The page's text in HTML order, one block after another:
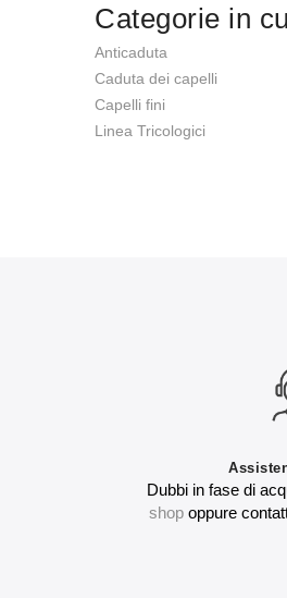
Categorie in
Anticaduta
Caduta dei capelli
Capelli fini
Linea Tricologici
Dubbi in fase di
shopoppure